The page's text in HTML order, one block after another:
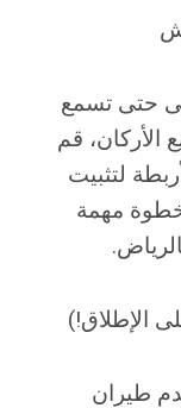
حتى تسمع
قم
لتثبيت
مهمة
طيران